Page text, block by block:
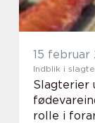
15 februar
Indblik i
Slagterier
rolle i